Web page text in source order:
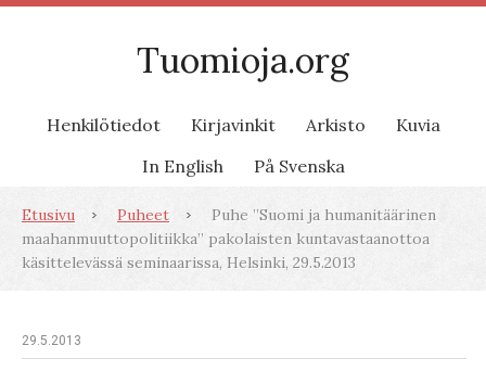
Tuomioja.org
Henkilötiedot Kirjavinkit Arkisto
Kuvia
In English
På Svenska
Etusivu Puheet
Puhe ”Suomi ja humanitäärinen
maahanmuuttopolitiikka” pakolaisten kuntavastaanottoa
käsittelevässä seminaarissa, Helsinki, 29.5.2013
29.5.2013